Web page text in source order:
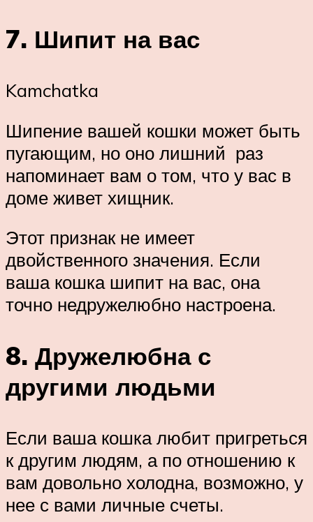
7. Шипит на вас
Kamchatka
Шипение вашей кошки может быть
пугающим, но оно лишний раз
напоминает вам о том, что у вас в
доме живет хищник.
Этот признак не имеет
двойственного значения. Если
ваша кошка шипит на вас, она
точно недружелюбно настроена.
8. Дружелюбна с
другими людьми
Если ваша кошка любит пригреться
к другим людям, а по отношению к
вам довольно холодна, возможно, у
нее с вами личные счеты.